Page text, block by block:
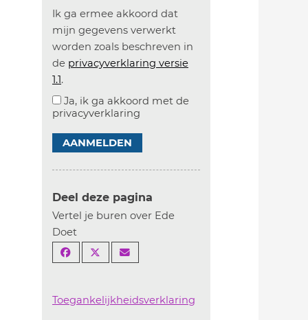
Ik ga ermee akkoord dat
mijn gegevens verwerkt
worden zoals beschreven in
de privacyverklaring versie
1.1.
Ja, ik ga akkoord met de
privacyverklaring
AANMELDEN
Deel deze pagina
Vertel je buren over Ede
Doet
Toegankelijkheidsverklaring